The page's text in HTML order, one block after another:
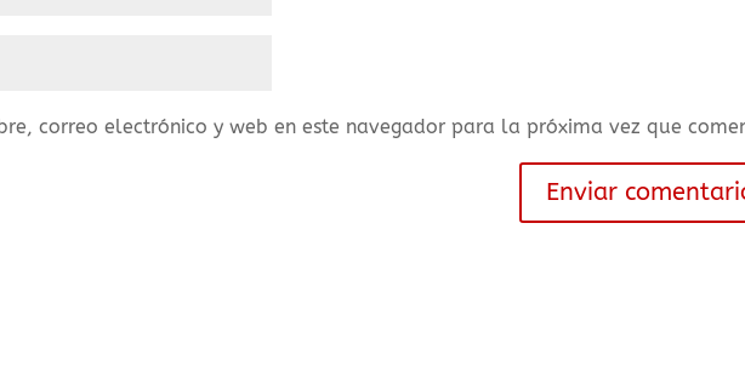
correo electrónico y web en este navegador para la próxima vez que